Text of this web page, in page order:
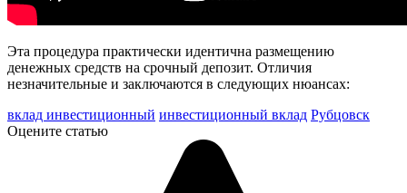
Эта процедура практически идентична размещению
денежных средств на срочный депозит. Отличия
незначительные и заключаются в следующих нюансах:
вклад инвестиционный инвестиционный вклад Рубцовск
Оцените статью